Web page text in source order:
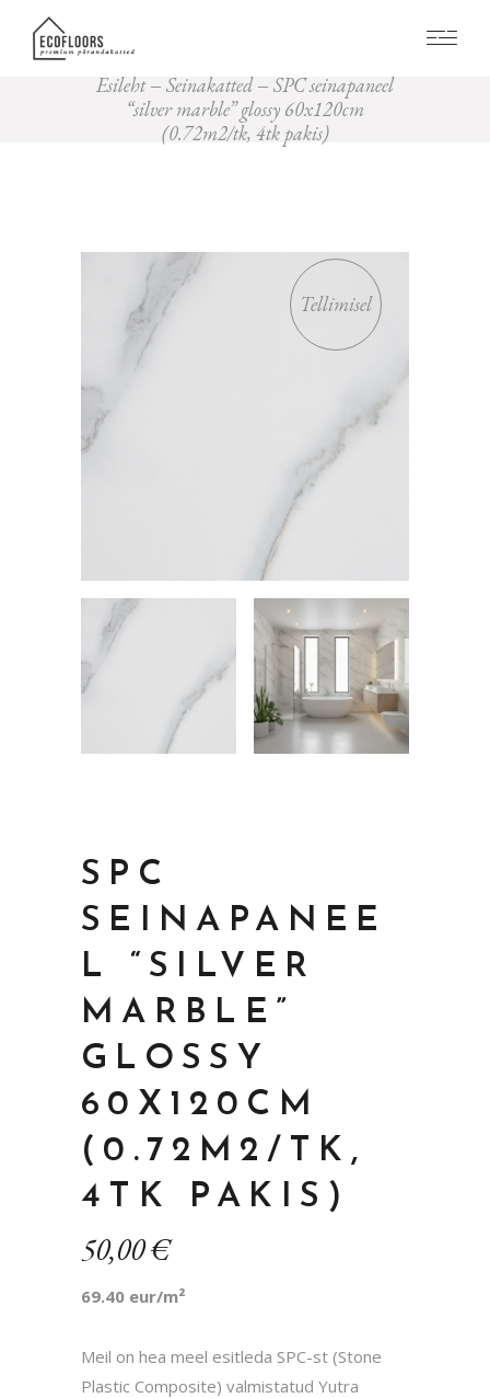
Esileht Seinakatted
SPC seinapaneel
“silver marble” glossy 60x120cm
(0.72m2/tk, 4tk pakis)
Tellimisel
SPC
SEINAPANEE
L “SILVER
MARBLE”
GLOSSY
60X120CM
(0.72M2/TK,
4TK PAKIS)
50,00€
69.40 eur/m²
Meil on hea meel esitleda SPC-st (Stone
Plastic Composite) valmistatud Yutra